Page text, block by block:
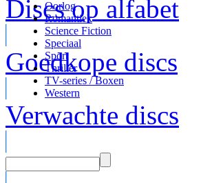
Discs op alfabet
Goedkope discs
Verwachte discs
Oorlog
Romantiek
Science Fiction
Speciaal
Sport
Thriller
TV-series / Boxen
Western